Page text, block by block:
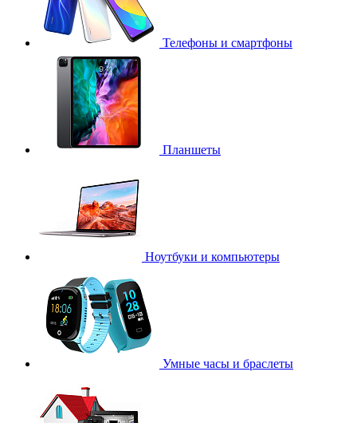
Телефоны и смартфоны
Планшеты
Ноутбуки и компьютеры
Умные часы и браслеты